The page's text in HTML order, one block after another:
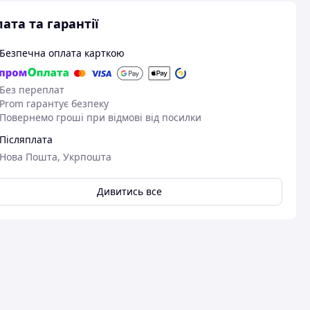
та гарантії
Безпечна оплата карткою
Без переплат
Prom гарантує безпеку
Повернемо гроші при відмові від посилки
Післяплата
Нова Пошта, Укрпошта
Дивитись все